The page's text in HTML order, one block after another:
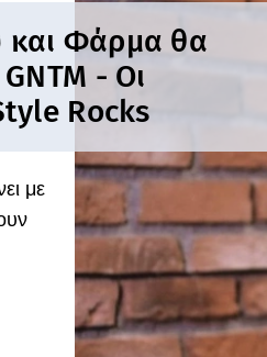
και Φάρμα θα
- Οι
Rocks
με